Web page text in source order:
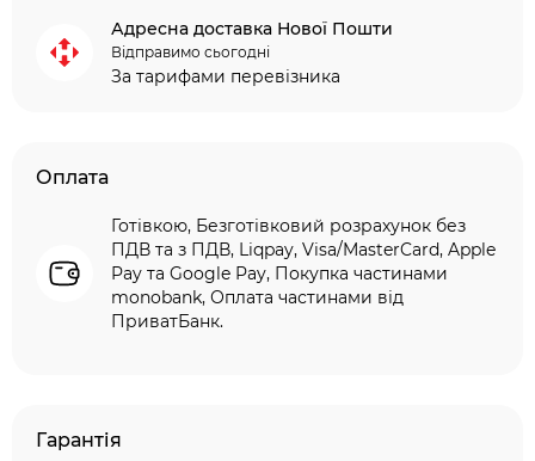
Адресна доставка Нової Пошти
Відправимо сьогодні
За тарифами перевізника
Оплата
Готівкою, Безготівковий розрахунок без
ПДВ та з ПДВ, Liqpay, Visa/MasterCard, Apple
Pay та Google Pay, Покупка частинами
monobank, Оплата частинами від
ПриватБанк.
Гарантія